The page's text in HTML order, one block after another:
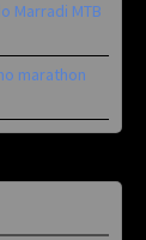
Marradi MTB
marathon